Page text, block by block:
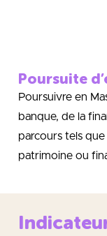
Poursuite
Poursuivre en
banque, de la
parcours tels que
patrimoine ou